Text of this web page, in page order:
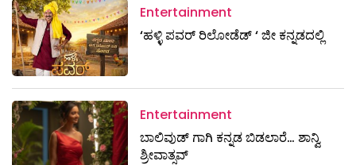
Entertainment
‘ಹಳ್ಳಿ ಪವರ್ ರಿಲೋಡೆಡ್ ‘ ಜೀ ಕನ್ನಡದಲ್ಲಿ
Entertainment
ಬಾಲಿವುಡ್ ಗಾಗಿ ಕನ್ನಡ ಬಿಡಲಾರೆ… ಶಾನ್ವಿ
ಶ್ರೀವಾತ್ಸವ್